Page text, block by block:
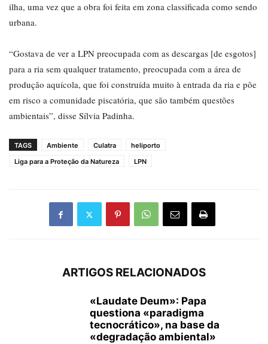
ilha, uma vez que a obra foi feita em zona classificada como sendo
urbana.
“Gostava de ver a LPN preocupada com as descargas [de esgotos]
para a ria sem qualquer tratamento, preocupada com a área de
produção aquícola, que foi construída muito à entrada da ria e põe
em risco a comunidade piscatória, que são também questões
ambientais”, disse Sílvia Padinha.
TAGS Ambiente Culatra
heliporto
Liga para a Proteção da Natureza
LPN
ARTIGOS RELACIONADOS
«Laudate Deum»: Papa
questiona «paradigma
tecnocrático», na base da
«degradação ambiental»